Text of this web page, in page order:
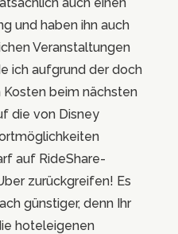
und haben ihn auch
Veranstaltungen
ich aufgrund der doch
beim nächsten
die von Disney
auf RideShare-
zurückgreifen! Es
günstiger, denn Ihr
hoteleigenen